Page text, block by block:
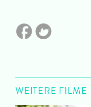
WEITERE FILME